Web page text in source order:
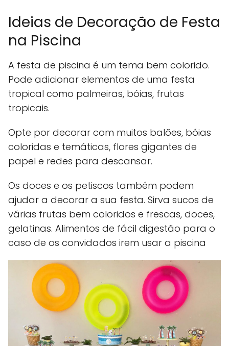
Ideias de Decoração de Festa
na Piscina
A festa de piscina é um tema bem colorido.
Pode adicionar elementos de uma festa
tropical como palmeiras, bóias, frutas
tropicais.
Opte por decorar com muitos balões, bóias
coloridas e temáticas, flores gigantes de
papel e redes para descansar.
Os doces e os petiscos também podem
ajudar a decorar a sua festa. Sirva sucos de
várias frutas bem coloridos e frescas, doces,
gelatinas. Alimentos de fácil digestão para o
caso de os convidados irem usar a piscina